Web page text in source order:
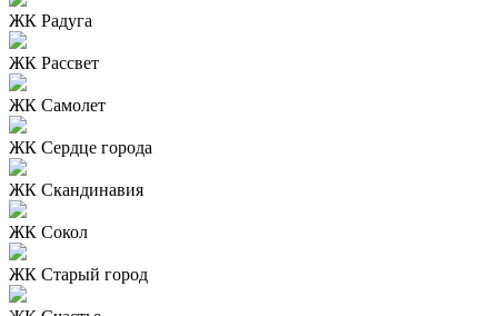
ЖК Радуга
ЖК Рассвет
ЖК Самолет
ЖК Сердце города
ЖК Скандинавия
ЖК Сокол
ЖК Старый город